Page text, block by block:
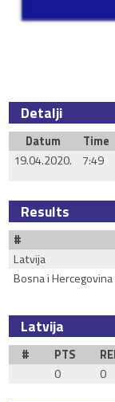
Detalji
Datum Time
19.04.2020.
7:49
Results
#
Latvija
Bosna i Hercegovina
Latvija
# PTS
0
0